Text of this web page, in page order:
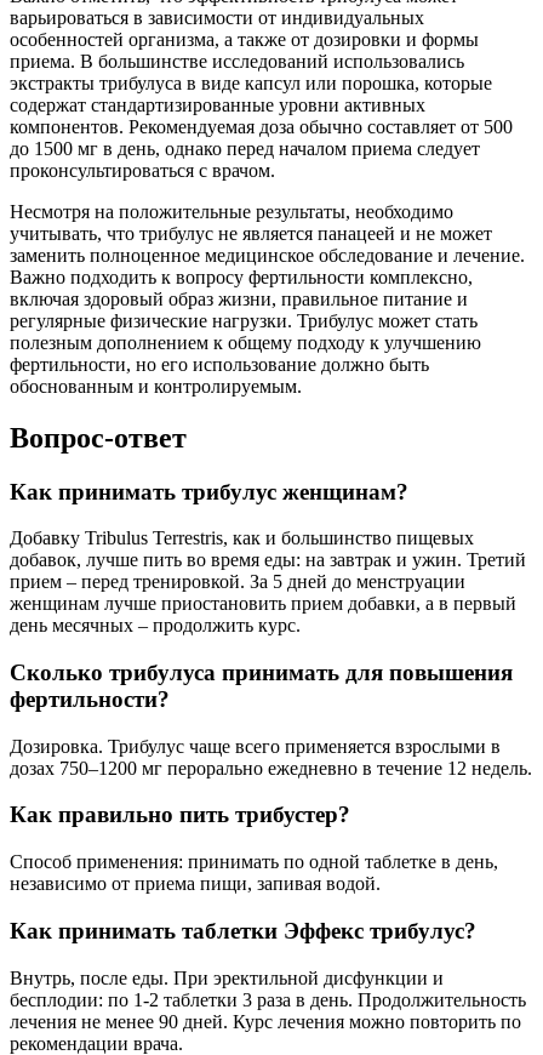
варьироваться в зависимости от индивидуальных
особенностей организма, а также от дозировки и формы
приема. В большинстве исследований использовались
экстракты трибулуса в виде капсул или порошка, которые
содержат стандартизированные уровни активных
компонентов. Рекомендуемая доза обычно составляет от 500
до 1500 мг в день, однако перед началом приема следует
проконсультироваться с врачом.
Несмотря на положительные результаты, необходимо
учитывать, что трибулус не является панацеей и не может
заменить полноценное медицинское обследование и лечение.
Важно подходить к вопросу фертильности комплексно,
включая здоровый образ жизни, правильное питание и
регулярные физические нагрузки. Трибулус может стать
полезным дополнением к общему подходу к улучшению
фертильности, но его использование должно быть
обоснованным и контролируемым.
Вопрос-ответ
Как принимать трибулус женщинам?
Добавку Tribulus Terrestris, как и большинство пищевых
добавок, лучше пить во время еды: на завтрак и ужин. Третий
прием – перед тренировкой. За 5 дней до менструации
женщинам лучше приостановить прием добавки, а в первый
день месячных – продолжить курс.
Сколько трибулуса принимать для повышения
фертильности?
Дозировка. Трибулус чаще всего применяется взрослыми в
дозах 750–1200 мг перорально ежедневно в течение 12 недель.
Как правильно пить трибустер?
Способ применения: принимать по одной таблетке в день,
независимо от приема пищи, запивая водой.
Как принимать таблетки Эффекс трибулус?
Внутрь, после еды. При эректильной дисфункции и
бесплодии: по 1-2 таблетки 3 раза в день. Продолжительность
лечения не менее 90 дней. Курс лечения можно повторить по
рекомендации врача.